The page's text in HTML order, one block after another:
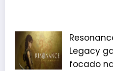
Legacy
focado